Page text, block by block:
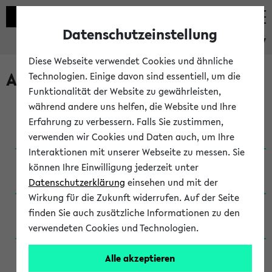
eKVV
Archivierte Studiengänge
Anglistik: British and American Studies / B.A.
(Einschreibung bis WiSe 16/17)
Anglistik: British and American Studies / B.A.
(Einschreibung bis SoSe 2015)
Anglistik: British and American Studies / B.A.
(Einschreibung bis SoSe 2013)
Anglistik: British and American Studies / Ba
(Einschreibung bis SoSe 2011)
Datenschutzeinstellung
Diese Webseite verwendet Cookies und ähnliche
Technologien. Einige davon sind essentiell, um die
Funktionalität der Website zu gewährleisten,
während andere uns helfen, die Website und Ihre
Erfahrung zu verbessern. Falls Sie zustimmen,
verwenden wir Cookies und Daten auch, um Ihre
Interaktionen mit unserer Webseite zu messen. Sie
können Ihre Einwilligung jederzeit unter
Datenschutzerklärung einsehen und mit der
Wirkung für die Zukunft widerrufen. Auf der Seite
finden Sie auch zusätzliche Informationen zu den
verwendeten Cookies und Technologien.
Alle akzeptieren